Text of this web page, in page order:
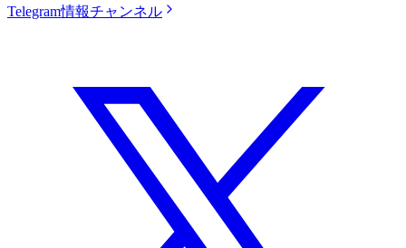
Telegram情報チャンネル